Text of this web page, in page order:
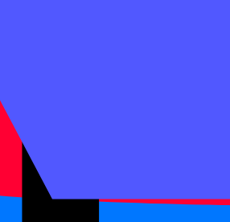
большего к меньшему: год,
HSK
речи